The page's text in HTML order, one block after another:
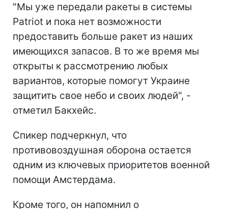
"Мы уже передали ракеты в системы
Patriot и пока нет возможности
предоставить больше ракет из наших
имеющихся запасов. В то же время мы
открыты к рассмотрению любых
вариантов, которые помогут Украине
защитить свое небо и своих людей", -
отметил Бакхейс.
Спикер подчеркнул, что
противовоздушная оборона остается
одним из ключевых приоритетов военной
помощи Амстердама.
Кроме того, он напомнил о